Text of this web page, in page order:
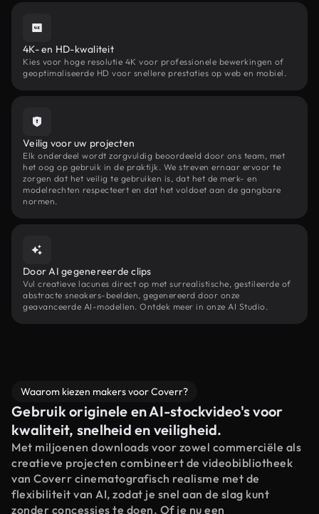
4K- en HD-kwaliteit
Kies voor hoge resolutie 4K voor professionele bewerkingen of
geoptimaliseerde HD voor snellere prestaties op web en mobiel.
Veilig voor uw projecten
Elk onderdeel wordt zorgvuldig beoordeeld door ons team, met
het oog op gebruik in de praktijk. We streven ernaar ervoor te
zorgen dat het veilig te gebruiken is, dat het de merk- en
modelrechten respecteert en dat het voldoet aan de gangbare
normen.
Door AI gegenereerde clips
Vul creatieve lacunes direct op met surrealistische, gestileerde of
abstracte sneakers-beelden, gegenereerd door onze
geavanceerde AI-modellen. Ontdek meer in onze AI Studio.
Waarom kiezen makers voor Coverr?
Gebruik originele en AI-stockvideo's voor
kwaliteit, snelheid en veiligheid.
Met miljoenen downloads voor zowel commerciële als
creatieve projecten combineert de videobibliotheek
van Coverr cinematografisch realisme met de
flexibiliteit van AI, zodat je snel aan de slag kunt
zonder concessies te doen. Of je nu een